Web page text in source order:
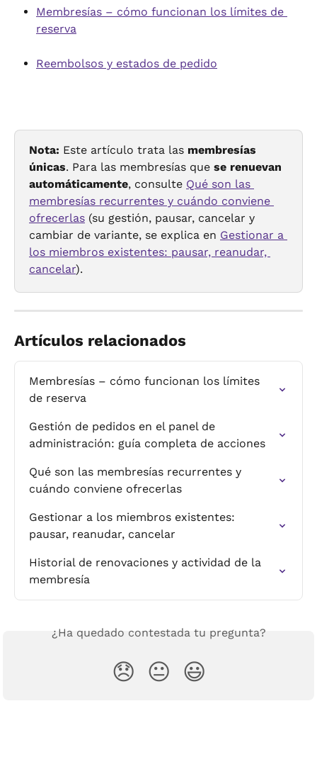
Membresías – cómo funcionan los límites de
reserva
Reembolsos y estados de pedido
Nota: Este artículo trata las membresías
únicas. Para las membresías que se renuevan
automáticamente, consulte Qué son las
membresías recurrentes y cuándo conviene
ofrecerlas (su gestión, pausar, cancelar y
cambiar de variante, se explica en Gestionar a
los miembros existentes: pausar, reanudar,
cancelar).
Artículos relacionados
Membresías – cómo funcionan los límites
de reserva
Gestión de pedidos en el panel de
administración: guía completa de acciones
Qué son las membresías recurrentes y
cuándo conviene ofrecerlas
Gestionar a los miembros existentes:
pausar, reanudar, cancelar
Historial de renovaciones y actividad de la
membresía
¿Ha quedado contestada tu pregunta?
😞 😐 😃